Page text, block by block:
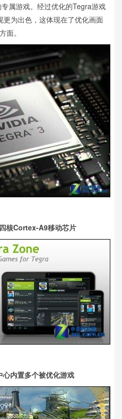
属游戏。经过优化的Tegra游戏
为出色，这体现在了优化画面
面。
核Cortex-A9移动芯片
内置多个被优化游戏